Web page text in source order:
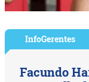
InfoGerentes
Facundo